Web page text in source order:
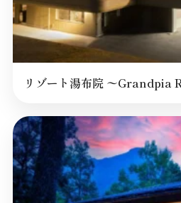
リゾート湯布院 〜